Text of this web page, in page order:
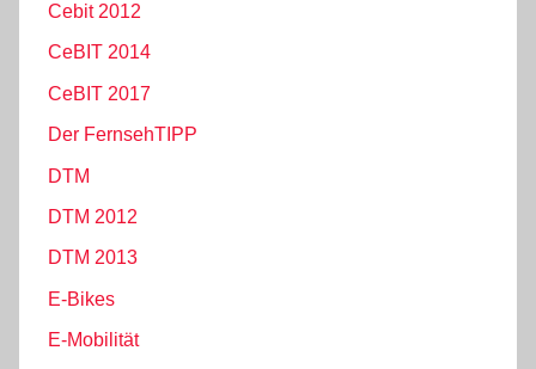
Cebit 2012
CeBIT 2014
CeBIT 2017
Der FernsehTIPP
DTM
DTM 2012
DTM 2013
E-Bikes
E-Mobilität